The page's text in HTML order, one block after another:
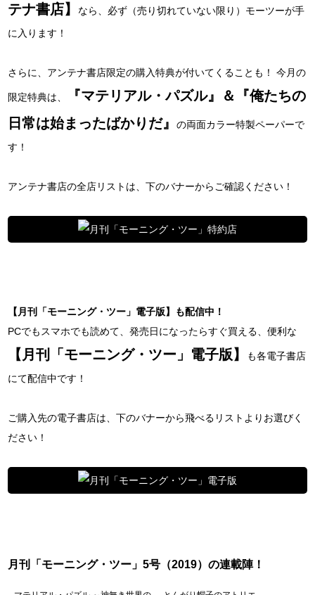
テナ書店】
なら、必ず（売り切れていない限り）モーツーが手
に入ります！
さらに、アンテナ書店限定の購入特典が付いてくることも！ 今月の
限定特典は、
『マテリアル・パズル』＆『俺たちの
日常は始まったばかりだ』の両面カラー特製ペーパーで
す！
アンテナ書店の全店リストは、下のバナーからご確認ください！
【月刊「モーニング・ツー」電子版】も配信中！
PCでもスマホでも読めて、発売日になったらすぐ買える、便利な
【月刊「モーニング・ツー」電子版】
も各電子書店
にて配信中です！
ご購入先の電子書店は、下のバナーから飛べるリストよりお選びく
ださい！
月刊「モーニング・ツー」5号（2019）の連載陣！